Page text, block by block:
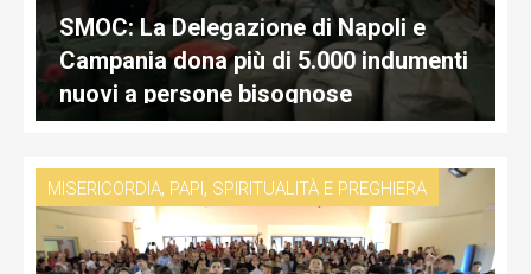
SMOC: La Delegazione di Napoli e
Campania dona più di 5.000 indumenti
nuovi a persone bisognose
MISERICORDIA, PAPI , SPIRITUALITÀ E PREGHIERA